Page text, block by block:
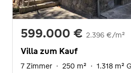
599.000 € 2.396 €/m²
Villa zum Kauf
7 Zimmer · 250 m² · 1.318 m²